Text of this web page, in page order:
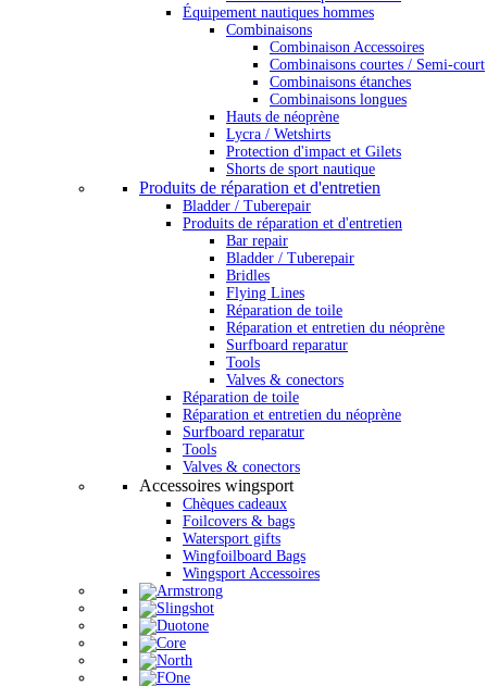
Équipement nautiques hommes
Combinaisons
Combinaison Accessoires
Combinaisons courtes / Semi-court
Combinaisons étanches
Combinaisons longues
Hauts de néoprène
Lycra / Wetshirts
Protection d'impact et Gilets
Shorts de sport nautique
Produits de réparation et d'entretien
Bladder / Tuberepair
Produits de réparation et d'entretien
Bar repair
Bladder / Tuberepair
Bridles
Flying Lines
Réparation de toile
Réparation et entretien du néoprène
Surfboard reparatur
Tools
Valves & conectors
Réparation de toile
Réparation et entretien du néoprène
Surfboard reparatur
Tools
Valves & conectors
Accessoires wingsport
Chèques cadeaux
Foilcovers & bags
Watersport gifts
Wingfoilboard Bags
Wingsport Accessoires